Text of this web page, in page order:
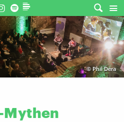
© Phil Dera
Mythen